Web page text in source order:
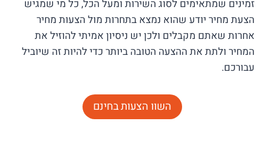
זמינים שמתאימים לסוג השירות ומעל הכל, כל מי שמגיש
הצעת מחיר יודע שהוא נמצא בתחרות מול הצעות מחיר
אחרות שאתם מקבלים ולכן יש ניסיון אמיתי להוזיל את
המחיר ולתת את ההצעה הטובה ביותר כדי להיות זה שיוביל
עבורכם.
השוו הצעות בחינם